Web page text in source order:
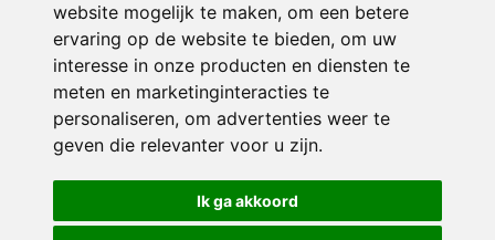
website mogelijk te maken, om een betere
ervaring op de website te bieden, om uw
interesse in onze producten en diensten te
meten en marketinginteracties te
personaliseren, om advertenties weer te
geven die relevanter voor u zijn.
Ik ga akkoord
© 2026 De Hoeksteen | Alle rechten voorbehouden
Privacy policy|Disclaimer| Klachtenregeling|RSIN en Anbi
voorkeuren
Crealisatie The MindOffice